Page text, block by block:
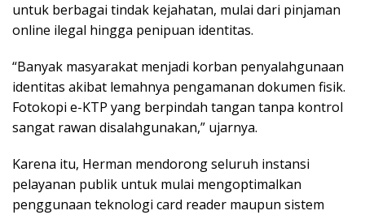
untuk berbagai tindak kejahatan, mulai dari pinjaman
online ilegal hingga penipuan identitas.
“Banyak masyarakat menjadi korban penyalahgunaan
identitas akibat lemahnya pengamanan dokumen fisik.
Fotokopi e-KTP yang berpindah tangan tanpa kontrol
sangat rawan disalahgunakan,” ujarnya.
Karena itu, Herman mendorong seluruh instansi
pelayanan publik untuk mulai mengoptimalkan
penggunaan teknologi card reader maupun sistem